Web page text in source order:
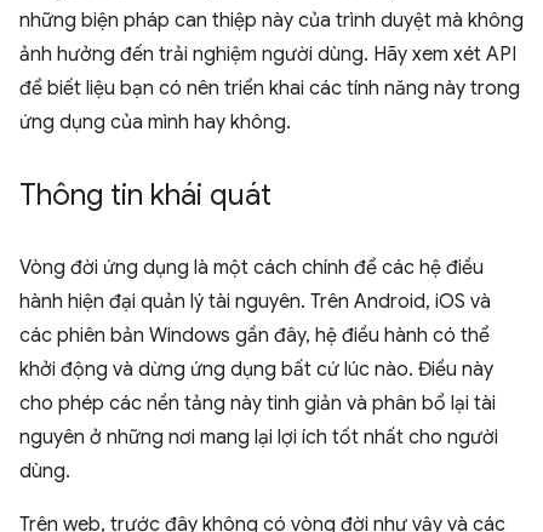
những biện pháp can thiệp này của trình duyệt mà không
ảnh hưởng đến trải nghiệm người dùng. Hãy xem xét API
để biết liệu bạn có nên triển khai các tính năng này trong
ứng dụng của mình hay không.
Thông tin khái quát
Vòng đời ứng dụng là một cách chính để các hệ điều
hành hiện đại quản lý tài nguyên. Trên Android, iOS và
các phiên bản Windows gần đây, hệ điều hành có thể
khởi động và dừng ứng dụng bất cứ lúc nào. Điều này
cho phép các nền tảng này tinh giản và phân bổ lại tài
nguyên ở những nơi mang lại lợi ích tốt nhất cho người
dùng.
Trên web, trước đây không có vòng đời như vậy và các